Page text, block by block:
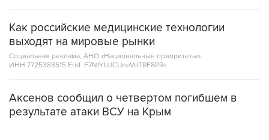
Как российские медицинские технологии
выходят на мировые рынки
Социальная реклама, АНО «Национальные приоритеты».
ИНН 7725383515 Erid: F7NfYUJCUneVdTRF8PRs
Аксенов сообщил о четвертом погибшем в
результате атаки ВСУ на Крым